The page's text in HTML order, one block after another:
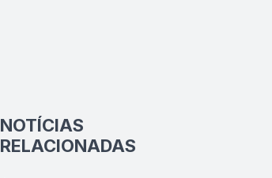
NOTÍCIAS
RELACIONADAS